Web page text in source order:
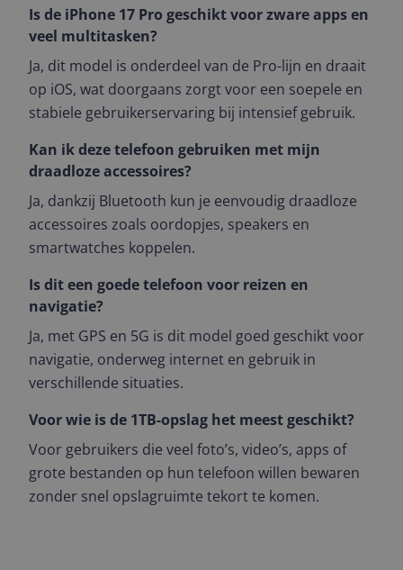
Is de iPhone 17 Pro geschikt voor zware apps en
veel multitasken?
Ja, dit model is onderdeel van de Pro-lijn en draait
op iOS, wat doorgaans zorgt voor een soepele en
stabiele gebruikerservaring bij intensief gebruik.
Kan ik deze telefoon gebruiken met mijn
draadloze accessoires?
Ja, dankzij Bluetooth kun je eenvoudig draadloze
accessoires zoals oordopjes, speakers en
smartwatches koppelen.
Is dit een goede telefoon voor reizen en
navigatie?
Ja, met GPS en 5G is dit model goed geschikt voor
navigatie, onderweg internet en gebruik in
verschillende situaties.
Voor wie is de 1TB-opslag het meest geschikt?
Voor gebruikers die veel foto’s, video’s, apps of
grote bestanden op hun telefoon willen bewaren
zonder snel opslagruimte tekort te komen.